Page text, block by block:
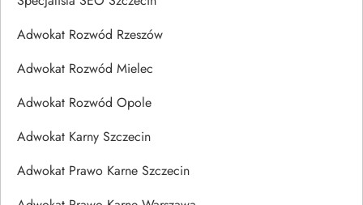
Adwokat Rozwód Rzeszów
Adwokat Rozwód Mielec
Adwokat Rozwód Opole
Adwokat Karny Szczecin
Adwokat Prawo Karne Szczecin